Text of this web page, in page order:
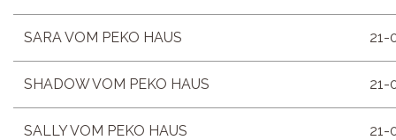
SARA VOM PEKO HAUS 21-
SHADOW VOM PEKO HAUS 21-
SALLY VOM PEKO HAUS 21-